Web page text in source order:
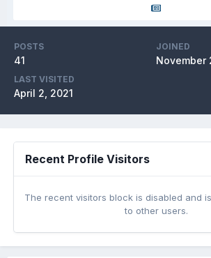
POSTS
41
JOINED
November
LAST VISITED
April 2, 2021
Recent Profile Visitors
The recent visitors block is disabled and
to other users.